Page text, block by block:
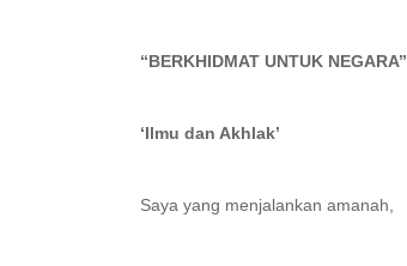
‘‘BERKHIDMAT UNTUK NEGARA’’
‘Ilmu dan Akhlak’
Saya yang menjalankan amanah,